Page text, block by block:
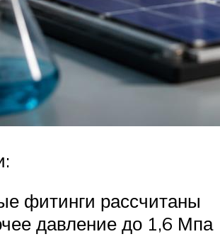
фитинги рассчитаны
давление до 1,6 Мпа